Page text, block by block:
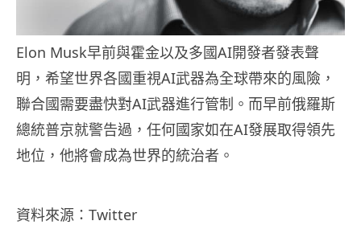
Elon Musk早前與霍金以及多國AI開發者發表聲
明，希望世界各國重視AI武器為全球帶來的風險，
聯合國需要盡快對AI武器進行管制。而早前俄羅斯
總統普京就警告過，任何國家如在AI發展取得領先
地位，他將會成為世界的統治者。
資料來源：Twitter